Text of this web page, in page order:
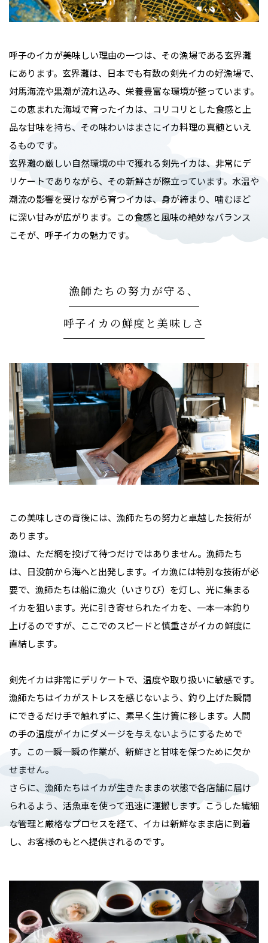
呼子のイカが美味しい理由の一つは、その漁場である玄界灘
にあります。玄界灘は、日本でも有数の剣先イカの好漁場で、
対馬海流や黒潮が流れ込み、栄養豊富な環境が整っています。
この恵まれた海域で育ったイカは、コリコリとした食感と上
品な甘味を持ち、その味わいはまさにイカ料理の真髄といえ
るものです。
玄界灘の厳しい自然環境の中で獲れる剣先イカは、非常にデ
リケートでありながら、その新鮮さが際立っています。水温や
潮流の影響を受けながら育つイカは、身が締まり、噛むほど
に深い甘みが広がります。この食感と風味の絶妙なバランス
こそが、呼子イカの魅力です。
漁師たちの努力が守る、
呼子イカの鮮度と美味しさ
この美味しさの背後には、漁師たちの努力と卓越した技術が
あります。
漁は、ただ網を投げて待つだけではありません。漁師たち
は、日没前から海へと出発します。イカ漁には特別な技術が必
要で、漁師たちは船に漁火（いさりび）を灯し、光に集まる
イカを狙います。光に引き寄せられたイカを、一本一本釣り
上げるのですが、ここでのスピードと慎重さがイカの鮮度に
直結します。
剣先イカは非常にデリケートで、温度や取り扱いに敏感です。
漁師たちはイカがストレスを感じないよう、釣り上げた瞬間
にできるだけ手で触れずに、素早く生け簀に移します。人間
の手の温度がイカにダメージを与えないようにするためで
す。この一瞬一瞬の作業が、新鮮さと甘味を保つために欠か
せません。
さらに、漁師たちはイカが生きたままの状態で各店舗に届け
られるよう、活魚車を使って迅速に運搬します。こうした繊細
な管理と厳格なプロセスを経て、イカは新鮮なまま店に到着
し、お客様のもとへ提供されるのです。